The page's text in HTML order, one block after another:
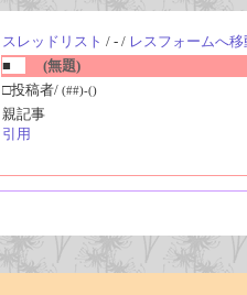
スレッドリスト / - / レスフォームへ移
■
(無題)
□投稿者/ (##)-()
親記事
引用